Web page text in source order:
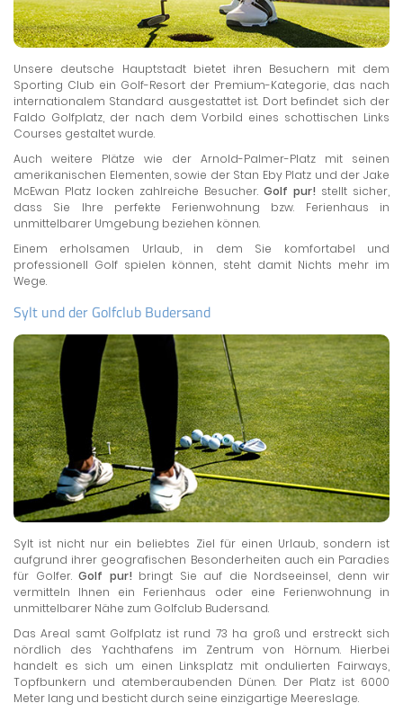
Unsere deutsche Hauptstadt bietet ihren Besuchern mit dem
Sporting Club ein Golf-Resort der Premium-Kategorie, das nach
internationalem Standard ausgestattet ist. Dort befindet sich der
Faldo Golfplatz, der nach dem Vorbild eines schottischen Links
Courses gestaltet wurde.
Auch weitere Plätze wie der Arnold-Palmer-Platz mit seinen
amerikanischen Elementen, sowie der Stan Eby Platz und der Jake
McEwan Platz locken zahlreiche Besucher. Golf pur! stellt sicher,
dass Sie Ihre perfekte Ferienwohnung bzw. Ferienhaus in
unmittelbarer Umgebung beziehen können.
Einem erholsamen Urlaub, in dem Sie komfortabel und
professionell Golf spielen können, steht damit Nichts mehr im
Wege.
Sylt und der Golfclub Budersand
Sylt ist nicht nur ein beliebtes Ziel für einen Urlaub, sondern ist
aufgrund ihrer geografischen Besonderheiten auch ein Paradies
für Golfer. Golf pur! bringt Sie auf die Nordseeinsel, denn wir
vermitteln Ihnen ein Ferienhaus oder eine Ferienwohnung in
unmittelbarer Nähe zum Golfclub Budersand.
Das Areal samt Golfplatz ist rund 73 ha groß und erstreckt sich
nördlich des Yachthafens im Zentrum von Hörnum. Hierbei
handelt es sich um einen Linksplatz mit ondulierten Fairways,
Topfbunkern und atemberaubenden Dünen. Der Platz ist 6000
Meter lang und besticht durch seine einzigartige Meereslage.